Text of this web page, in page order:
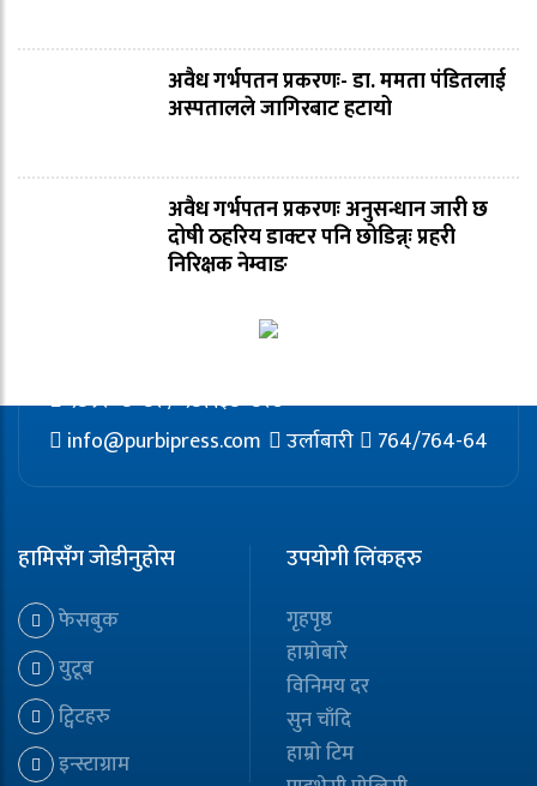
अवैध गर्भपतन प्रकरणः- डा. ममता पंडितलाई
अस्पतालले जागिरबाट हटायो
अवैध गर्भपतन प्रकरणः अनुसन्धान जारी छ
दोषी ठहरिय डाक्टर पनि छोडिन्न्ः प्रहरी
निरिक्षक नेम्वाङ
९८५२०८०८२ / ९८११३८०८२७
info@purbipress.com
उर्लाबारी 764/764-64
हामिसँग जोडीनुहोस
फेसबुक
युटूब
ट्विटहरु
इन्स्टाग्राम
उपयोगी लिंकहरु
गृहपृष्ठ
हाम्रोबारे
विनिमय दर
सुन चाँदि
हाम्रो टिम